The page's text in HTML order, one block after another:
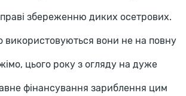
збереженню диких осетрових.
використовуються вони не на повну
цього року з огляду на дуже
фінансування зариблення цим